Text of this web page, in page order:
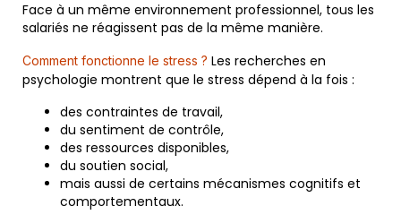
Face à un même environnement professionnel, tous les
salariés ne réagissent pas de la même manière.
Comment fonctionne le stress ? Les recherches en
psychologie montrent que le stress dépend à la fois :
des contraintes de travail,
du sentiment de contrôle,
des ressources disponibles,
du soutien social,
mais aussi de certains mécanismes cognitifs et
comportementaux.